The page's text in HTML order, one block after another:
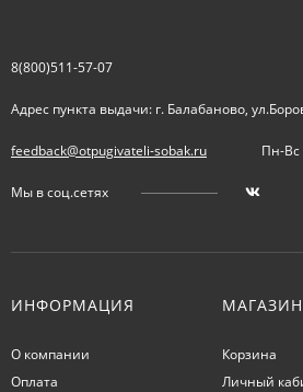
8(800)511-57-07
Адрес пункта выдачи: г. Балабаново,
feedback@otpugivateli-sobak.ru Пн-Вс
Мы в соц.сетях
ИНФОРМАЦИЯ
О компании
Оплата
МАГАЗИН
Корзина
Личный